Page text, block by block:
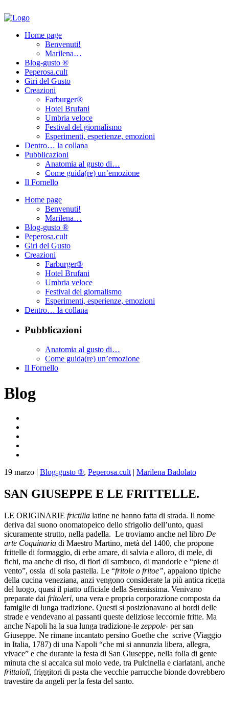
Home page
Benvenuti!
Marilena…
Blog-gusto ®
Peperosa.cult
Giri del Gusto
Creazioni
Farburger®
Hotel Brufani
Umbria veloce
Festival del giornalismo
Esperimenti, esperienze, emozioni
Dentro… la collana
Pubblicazioni
Anatomia al gusto di…
Come guida(re) un’emozione
Il Fornello
Home page
Benvenuti!
Marilena…
Blog-gusto ®
Peperosa.cult
Giri del Gusto
Creazioni
Farburger®
Hotel Brufani
Umbria veloce
Festival del giornalismo
Esperimenti, esperienze, emozioni
Dentro… la collana
Pubblicazioni
Anatomia al gusto di…
Come guida(re) un’emozione
Il Fornello
Blog
19 marzo | Blog-gusto ®, Peperosa.cult | Marilena Badolato
SAN GIUSEPPE E LE FRITTELLE.
LE ORIGINARIE frictilia latine ne hanno fatta di strada. Il nome
deriva dal suono onomatopeico dello sfrigolio dell’unto, quasi
sicuramente strutto, nella padella. Le troviamo anche nel libro De
arte Coquinaria di Maestro Martino, metà del 1400, che propone
frittelle di formaggio, di erbe amare, di salvia e alloro, di mele, di
fichi, ma anche di riso, di fiori di sambuco, di mandorle e “piene di
vento”, ossia di sola pastella. Le “fritole o fritoe”, appaiono tipiche
della cucina veneziana, anzi vengono considerate la più antica ricetta
del luogo, quasi il piatto ufficiale della Serenissima. Venivano
preparate dai fritoleri, una vera e propria corporazione composta da
famiglie di lunga tradizione. Questi si posizionavano ai bordi delle
strade e vendevano ai passanti queste deliziose leccornie fritte. Ma
anche Napoli ha la sua lunga tradizione-le zeppole- per san
Giuseppe. Ne rimane incantato persino Goethe che scrive (Viaggio
in Italia, 1787) di una Napoli “che mi si annunzia libera, allegra,
vivace” e che durante la festa di San Giuseppe, nella folla di gente
minuta che si accalca sul molo vede, tra Pulcinella e ciarlatani, anche
frittaioli, friggitori di pasta che vecchie parrucche bionde dovrebbero
travestire da angeli per la festa del santo.